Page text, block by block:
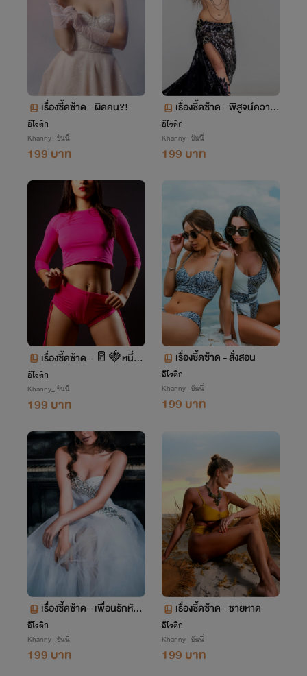
เรื่องซี้ดซ้าด - ผิดคน?!
อีโรติก
Khanny_ ขันนี่
199 บาท
เรื่องซี้ดซ้าด - พิสูจน์ความเ
สือ
อีโรติก
Khanny_ ขันนี่
199 บาท
เรื่องซี้ดซ้าด - 🥛🍓หนึ่งข
วดที่ลืมเลือน
อีโรติก
Khanny_ ขันนี่
199 บาท
เรื่องซี้ดซ้าด - สั่งสอน
อีโรติก
Khanny_ ขันนี่
199 บาท
เรื่องซี้ดซ้าด - เพื่อนรักหักเ
หลี่ยมโหด
อีโรติก
Khanny_ ขันนี่
199 บาท
เรื่องซี้ดซ้าด - ชายหาด
อีโรติก
Khanny_ ขันนี่
199 บาท